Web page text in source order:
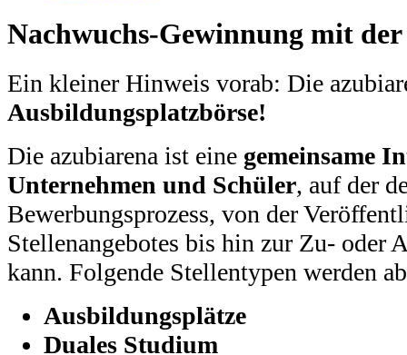
Nachwuchs-Gewinnung mit
Ein kleiner Hinweis vorab: Die
Ausbildungsplatzbörse!
Die azubiarena ist eine gemeinsame
Unternehmen und Schüler, auf der
Bewerbungsprozess, von der
Stellenangebotes bis hin zur Zu- oder
kann. Folgende Stellentypen werden
Ausbildungsplätze
Duales Studium